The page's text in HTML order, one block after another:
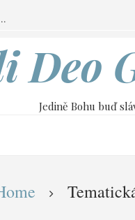
Deo
Jedině Bohu buď